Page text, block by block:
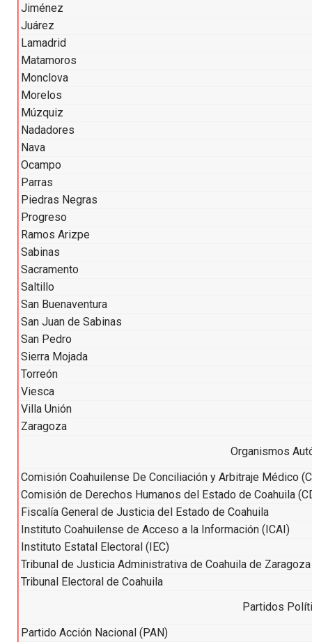
Jiménez
Juárez
Lamadrid
Matamoros
Monclova
Morelos
Múzquiz
Nadadores
Nava
Ocampo
Parras
Piedras Negras
Progreso
Ramos Arizpe
Sabinas
Sacramento
Saltillo
San Buenaventura
San Juan de Sabinas
San Pedro
Sierra Mojada
Torreón
Viesca
Villa Unión
Zaragoza
Organismos
Comisión Coahuilense De Conciliación y Arbitraje Médico
Comisión de Derechos Humanos del Estado de Coahuila
Fiscalía General de Justicia del Estado de Coahuila
Instituto Coahuilense de Acceso a la Información (ICAI)
Instituto Estatal Electoral (IEC)
Tribunal de Justicia Administrativa de Coahuila de
Tribunal Electoral de Coahuila
Partidos
Partido Acción Nacional (PAN)